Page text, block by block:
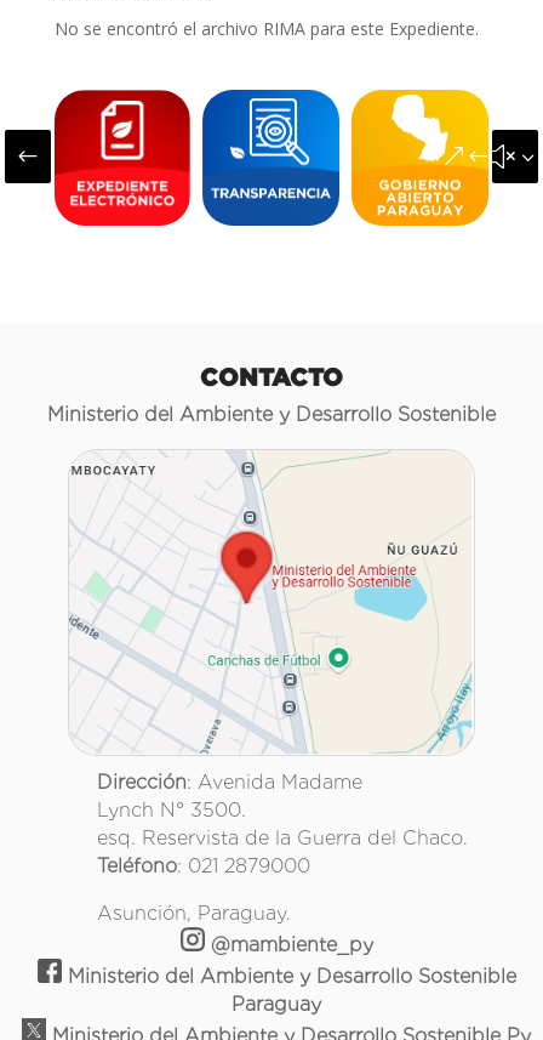
No se encontró el archivo RIMA para este Expediente.
#
CONTACTO
Ministerio del Ambiente y Desarrollo Sostenible
Dirección: Avenida Madame
Lynch N° 3500.
esq. Reservista de la Guerra del Chaco.
Teléfono: 021 2879000
Asunción, Paraguay.
@mambiente_py
Ministerio del Ambiente y Desarrollo Sostenible
Paraguay